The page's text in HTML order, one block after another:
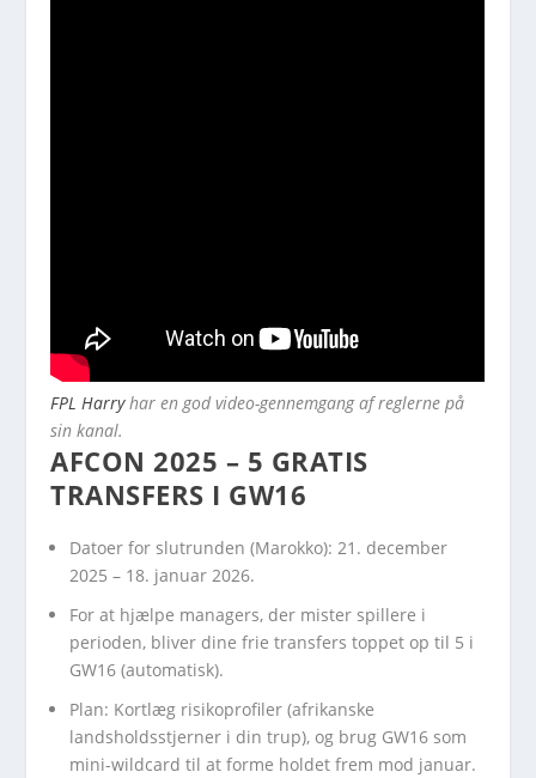
FPL Harryhar en god video-gennemgang af reglerne på
sin kanal.
AFCON 2025 – 5 GRATIS
TRANSFERS I GW16
Datoer for slutrunden (Marokko): 21. december
2025 – 18. januar 2026.
For at hjælpe managers, der mister spillere i
perioden, bliver dine frie transfers toppet op til 5 i
GW16 (automatisk).
Plan: Kortlæg risikoprofiler (afrikanske
landsholdsstjerner i din trup), og brug GW16 som
mini-wildcard til at forme holdet frem mod januar.